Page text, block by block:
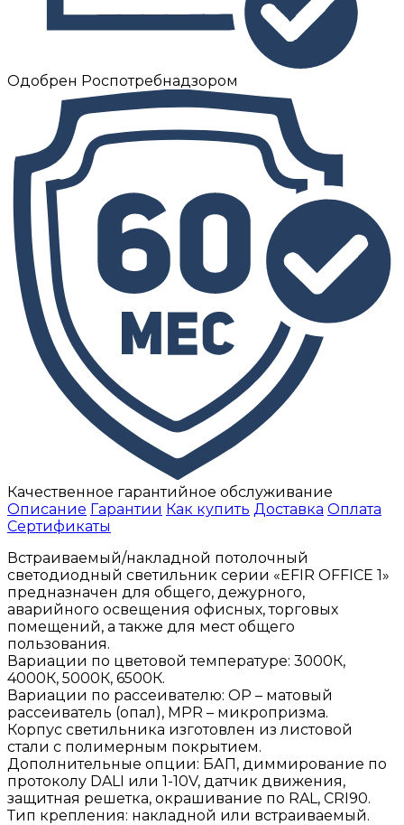
Одобрен Роспотребнадзором
Качественное гарантийное обслуживание
Описание Гарантии Как купить Доставка Оплата
Сертификаты
Встраиваемый/накладной потолочный
светодиодный светильник серии «EFIR OFFICE 1»
предназначен для общего, дежурного,
аварийного освещения офисных, торговых
помещений, а также для мест общего
пользования.
Вариации по цветовой температуре: 3000К,
4000К, 5000К, 6500К.
Вариации по рассеивателю: OP – матовый
рассеиватель (опал), МPR – микропризма.
Корпус светильника изготовлен из листовой
стали с полимерным покрытием.
Дополнительные опции: БАП, диммирование по
протоколу DALI или 1-10V, датчик движения,
защитная решетка, окрашивание по RAL, CRI90.
Тип крепления: накладной или встраиваемый.